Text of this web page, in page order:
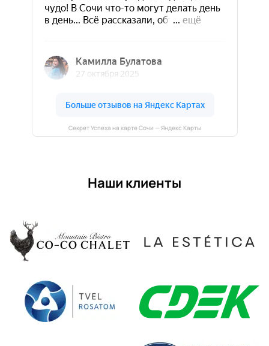
Секрет Успеха на карте Сочи — Яндекс Карты
Наши клиенты